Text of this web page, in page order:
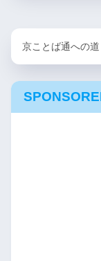
京ことば通への